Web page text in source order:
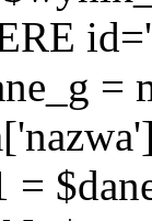
=
=